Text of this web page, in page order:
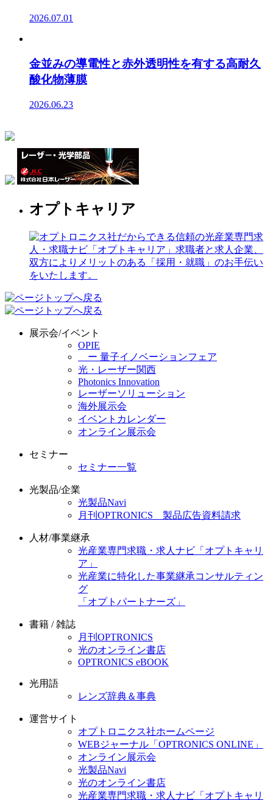
2026.07.01
金並みの導電性と赤外透明性を有する高耐久
酸化物薄膜
2026.06.23
オプトキャリア
展示会/イベント
OPIE
ー 量子イノベーションフェア
光・レーザー関西
Photonics Innovation
レーザーソリューション
海外展示会
イベントカレンダー
オンライン展示会
セミナー
セミナー一覧
光製品/企業
光製品Navi
月刊OPTRONICS 製品広告資料請求
人材/事業継承
光産業専門求職・求人ナビ「オプトキャリ
ア」
光産業に特化した事業継承コンサルティン
グ
「オプトパートナーズ」
書籍 / 雑誌
月刊OPTRONICS
光のオンライン書店
OPTRONICS eBOOK
光用語
レンズ辞典＆事典
運営サイト
オプトロニクス社ホームページ
WEBジャーナル「OPTRONICS ONLINE」
オンライン展示会
光製品Navi
光のオンライン書店
光産業専門求職・求人ナビ「オプトキャリ